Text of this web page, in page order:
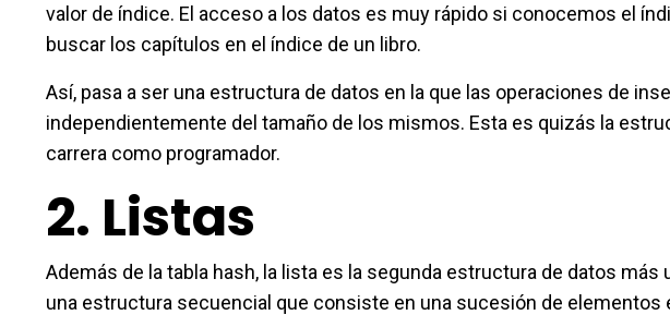
valor de índice. El acceso a los datos es muy rápido si conocemos el
buscar los capítulos en el índice de un libro.
Así, pasa a ser una estructura de datos en la que las operaciones de
independientemente del tamaño de los mismos. Esta es quizás la
carrera como programador.
2. Listas
Además de la tabla hash, la lista es la segunda estructura de datos
una estructura secuencial que consiste en una sucesión de elementos